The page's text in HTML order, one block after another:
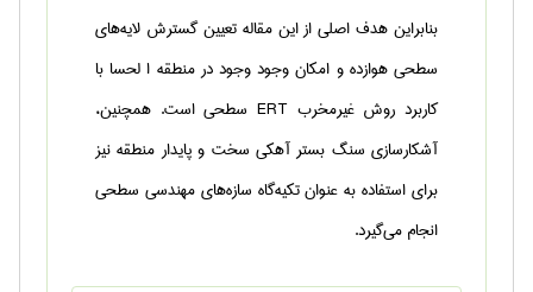
بنابراین هدف اصلی از این مقاله تعیین گسترش لایه‌های
سطحی هوازده و امکان وجود وجود در منطقه ا لحسا با
کاربرد روش غیرمخرب ERT سطحی است. همچنین،
آشکارسازی سنگ بستر آهکی سخت‌ و پایدار منطقه نیز
برای استفاده به عنوان تکیه‌گاه سازه‌های مهندسی سطحی
انجام می‌گیرد.